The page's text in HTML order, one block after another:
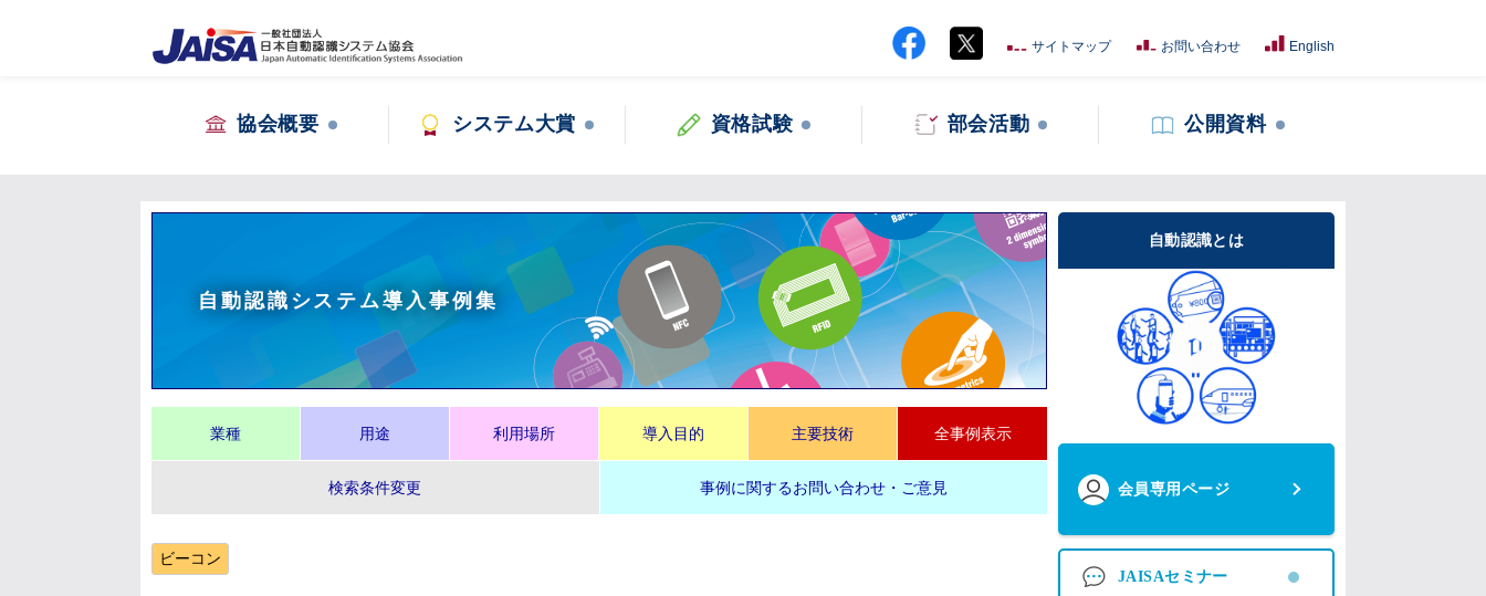
サイトマップ お問い合わせ English
協会概要 システム大賞 資格試験 部会活動 公開資料
自動認識システム導入事例集
業種 用途 利用場所 導入目的 主要技術 全事例表示
検索条件変更 事例に関するお問い合わせ・ご意見
ビーコン
自動認識とは
会員専用ページ
JAISAセミナー